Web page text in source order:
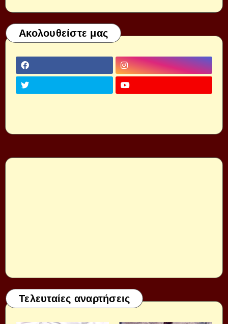
Ακολουθείστε μας
Τελευταίες αναρτήσεις